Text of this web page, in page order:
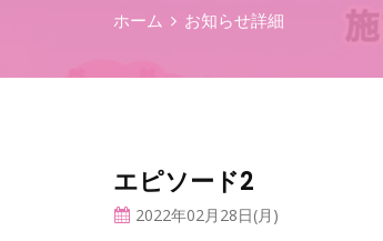
ホーム お知らせ詳細
エピソード2
2022年02月28日(月)